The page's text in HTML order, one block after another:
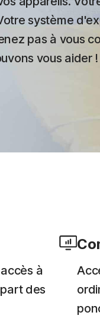
système
pas à vous
vous aider !
à
des